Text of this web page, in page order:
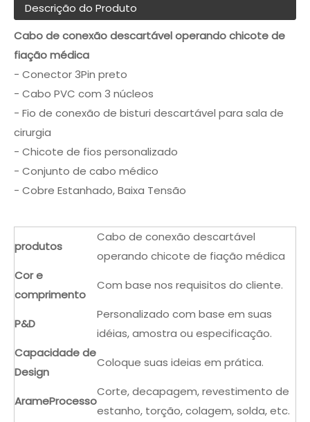
Descrição do Produto
Cabo de conexão descartável operando chicote de
fiação médica
- Conector 3Pin preto
- Cabo PVC com 3 núcleos
- Fio de conexão de bisturi descartável para sala de
cirurgia
- Chicote de fios personalizado
- Conjunto de cabo médico
- Cobre Estanhado, Baixa Tensão
produtos
Cabo de conexão descartável
operando chicote de fiação médica
Cor e
comprimento
Com base nos requisitos do cliente.
P&D
Personalizado com base em suas
idéias, amostra ou especificação.
Capacidade de
Design
Coloque suas ideias em prática.
ArameProcesso
Corte, decapagem, revestimento de
estanho, torção, colagem, solda, etc.